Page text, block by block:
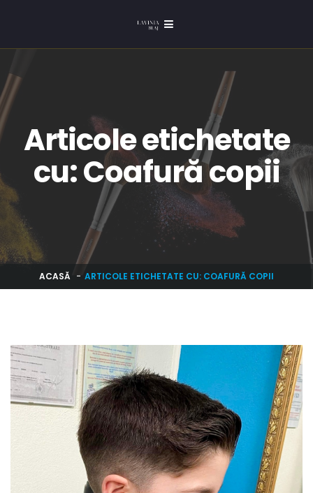
Articole etichetate
cu: Coafură copii
ACASĂ ARTICOLE ETICHETATE CU: COAFURĂ COPII